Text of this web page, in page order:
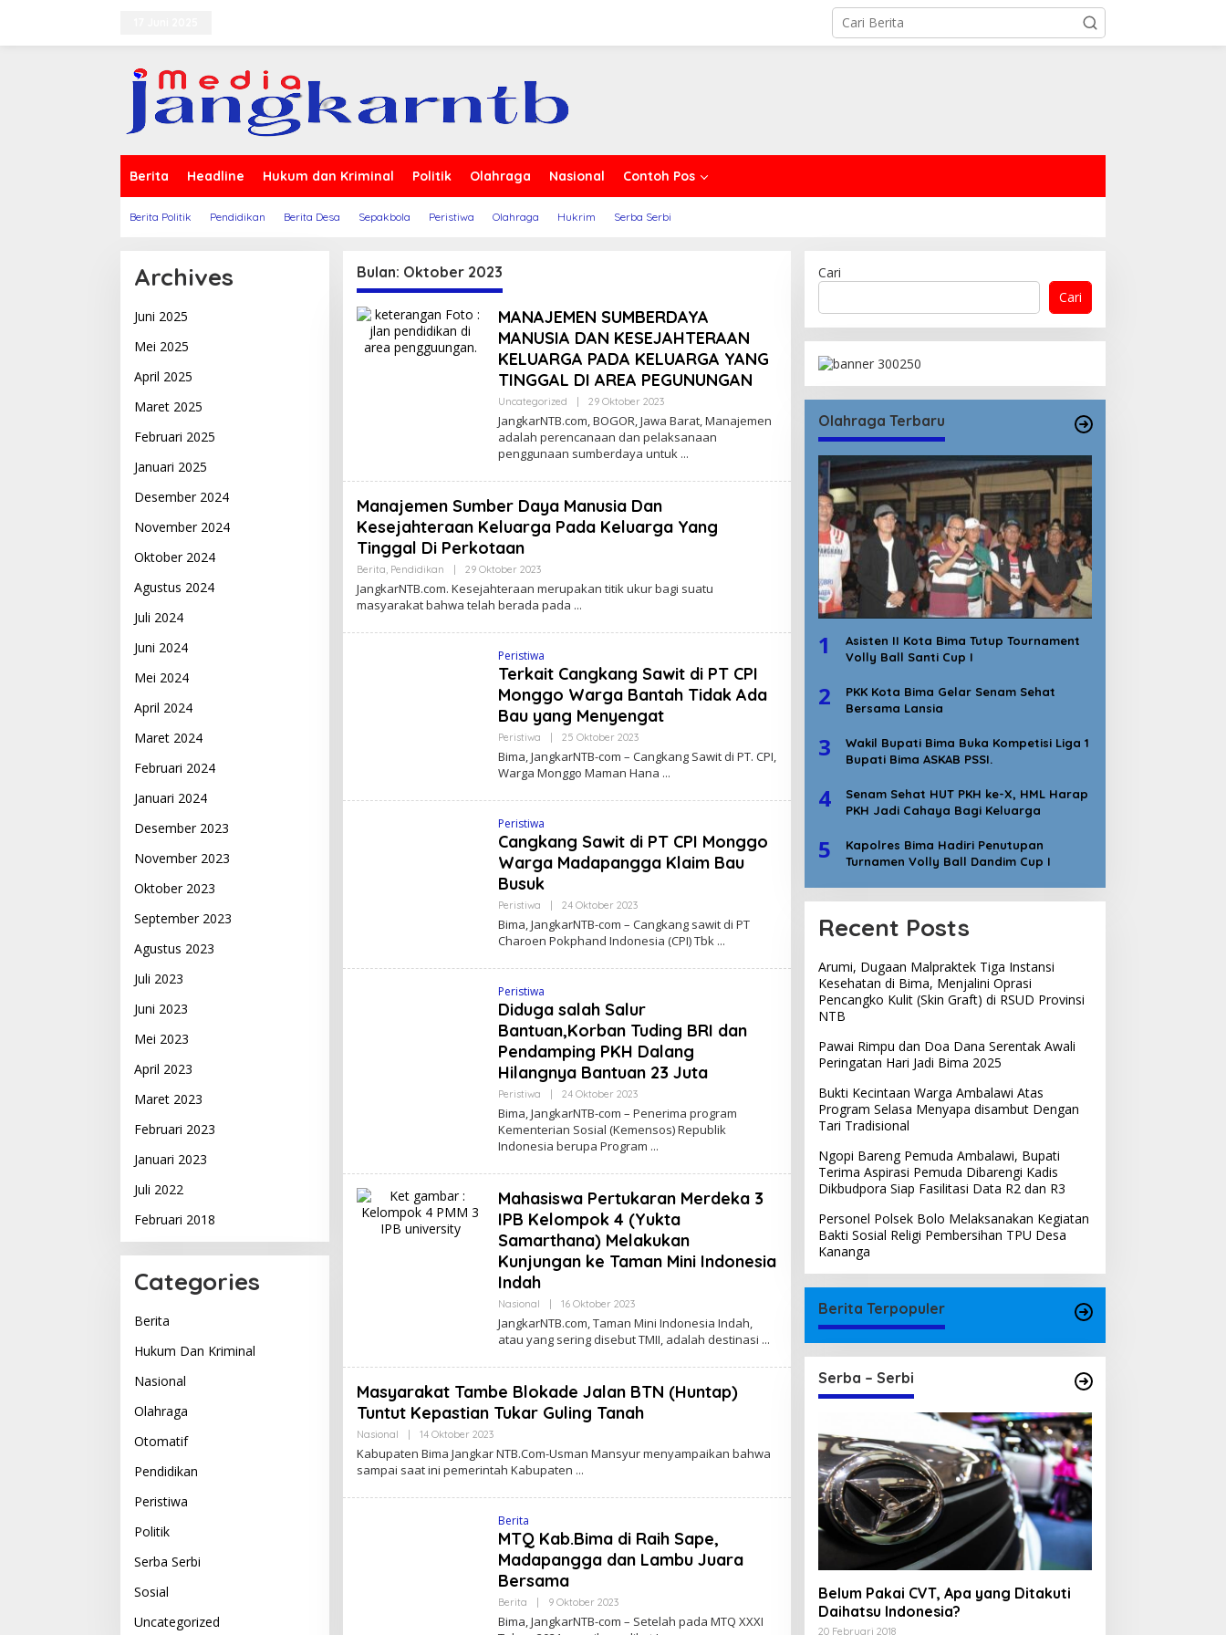
Berita Headline Hukum dan Kriminal Politik Olahraga Nasional Contoh Pos
Berita Politik Pendidikan Berita Desa Sepakbola Peristiwa Olahraga Hukrim Serba Serbi
Archives
Juni 2025
Mei 2025
April 2025
Maret 2025
Februari 2025
Januari 2025
Desember 2024
November 2024
Oktober 2024
Agustus 2024
Juli 2024
Juni 2024
Mei 2024
April 2024
Maret 2024
Februari 2024
Januari 2024
Desember 2023
November 2023
Oktober 2023
September 2023
Agustus 2023
Juli 2023
Juni 2023
Mei 2023
April 2023
Maret 2023
Februari 2023
Januari 2023
Juli 2022
Februari 2018
Categories
Berita
Hukum Dan Kriminal
Nasional
Olahraga
Otomatif
Pendidikan
Peristiwa
Politik
Serba Serbi
Sosial
Uncategorized
Bulan: Oktober 2023
MANAJEMEN SUMBERDAYA
MANUSIA DAN KESEJAHTERAAN
KELUARGA PADA KELUARGA YANG
TINGGAL DI AREA PEGUNUNGAN
Uncategorized 29 Oktober 2023Oleh
NTB
JangkarNTB.com, BOGOR, Jawa Barat, Manajemen
adalah perencanaan dan pelaksanaan
penggunaan sumberdaya untuk
Manajemen Sumber Daya Manusia Dan
Kesejahteraan Keluarga Pada Keluarga Yang
Tinggal Di Perkotaan
Berita, Pendidikan 29 Oktober 2023Oleh
NTB
JangkarNTB.com. Kesejahteraan merupakan titik ukur bagi suatu
masyarakat bahwa telah berada pada
Peristiwa
Terkait Cangkang Sawit di PT CPI
Monggo Warga Bantah Tidak Ada
Bau yang Menyengat
Peristiwa 25 Oktober 2023Oleh
NTB
Bima, JangkarNTB-com – Cangkang Sawit di PT. CPI,
Warga Monggo Maman Hana
Peristiwa
Cangkang Sawit di PT CPI Monggo
Warga Madapangga Klaim Bau
Busuk
Peristiwa 24 Oktober 2023Oleh
NTB
Bima, JangkarNTB-com – Cangkang sawit di PT
Charoen Pokphand Indonesia (CPI) Tbk
Peristiwa
Diduga salah Salur
Bantuan,Korban Tuding BRI dan
Pendamping PKH Dalang
Hilangnya Bantuan 23 Juta
Peristiwa 24 Oktober 2023Oleh
NTB
Bima, JangkarNTB-com – Penerima program
Kementerian Sosial (Kemensos) Republik
Indonesia berupa Program
Mahasiswa Pertukaran Merdeka 3
IPB Kelompok 4 (Yukta
Samarthana) Melakukan
Kunjungan ke Taman Mini Indonesia
Indah
Nasional 16 Oktober 2023Oleh
NTB
JangkarNTB.com, Taman Mini Indonesia Indah,
atau yang sering disebut TMII, adalah destinasi
Masyarakat Tambe Blokade Jalan BTN (Huntap)
Tuntut Kepastian Tukar Guling Tanah
Nasional 14 Oktober 2023Oleh
NTB
Kabupaten Bima Jangkar NTB.Com-Usman Mansyur menyampaikan bahwa
sampai saat ini pemerintah Kabupaten
Berita
MTQ Kab.Bima di Raih Sape,
Madapangga dan Lambu Juara
Bersama
Berita 9 Oktober 2023Oleh
NTB
Bima, JangkarNTB-com – Setelah pada MTQ XXXI
Cari
Cari
Olahraga Terbaru
1
Asisten II Kota Bima Tutup Tournament
Volly Ball Santi Cup I
2
PKK Kota Bima Gelar Senam Sehat
Bersama Lansia
3
Wakil Bupati Bima Buka Kompetisi Liga 1
Bupati Bima ASKAB PSSI.
4
Senam Sehat HUT PKH ke-X, HML Harap
PKH Jadi Cahaya Bagi Keluarga
5
Kapolres Bima Hadiri Penutupan
Turnamen Volly Ball Dandim Cup I
Recent Posts
Arumi, Dugaan Malpraktek Tiga Instansi
Kesehatan di Bima, Menjalini Oprasi
Pencangko Kulit (Skin Graft) di RSUD Provinsi
NTB
Pawai Rimpu dan Doa Dana Serentak Awali
Peringatan Hari Jadi Bima 2025
Bukti Kecintaan Warga Ambalawi Atas
Program Selasa Menyapa disambut Dengan
Tari Tradisional
Ngopi Bareng Pemuda Ambalawi, Bupati
Terima Aspirasi Pemuda Dibarengi Kadis
Dikbudpora Siap Fasilitasi Data R2 dan R3
Personel Polsek Bolo Melaksanakan Kegiatan
Bakti Sosial Religi Pembersihan TPU Desa
Kananga
Berita Terpopuler
Serba – Serbi
Belum Pakai CVT, Apa yang Ditakuti
Daihatsu Indonesia?
20 Februari 2018